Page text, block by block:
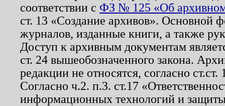
соответствии с ФЗ № 125 «Об
ст. 13 «Создание архивов». Основной
журналов, изданные книги, а также
Доступ к архивным документам
ст. 24 вышеобозначенного закона.
редакции не относятся, согласно
Согласно ч.2. п.3. ст.17
информационных технологий и